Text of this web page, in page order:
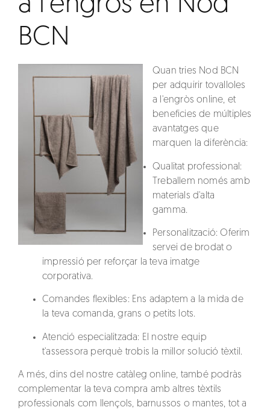
BCN
Quan tries Nod BCN
per adquirir tovalloles
a l'engròs online, et
beneficies de múltiples
avantatges que
marquen la diferència:
Qualitat professional :
Treballem només amb
materials d'alta
gamma.
Personalització: Oferim
servei de brodat o
impressió per reforçar la teva imatge
corporativa.
Comandes flexibles: Ens adaptem a la mida de
la teva comanda, grans o petits lots.
Atenció especialitzada: El nostre equip
t'assessora perquè trobis la millor solució tèxtil.
A més, dins del nostre catàleg online, també podràs
complementar la teva compra ambaltres tèxtils
professionals com llençols, barnussos o mantes, tot a